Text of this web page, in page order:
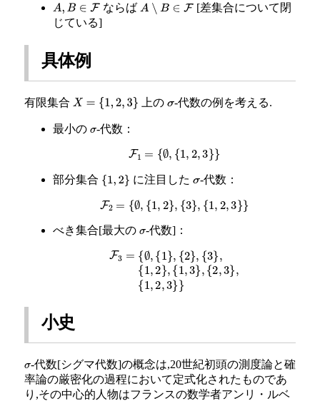
A,B∈F ならば A ∖B∈F
[差集合について閉
じている]
具体例
有限集合 X={1 ,2,3} 上のσ-代数の例を考える.
最小の σ-代数：
F ∅ {1 2,3}}
部分集合 { 1,2} に注目したσ-代数：
F {∅ {1 2} {3} 1, ,3 }}
べき集合[最大の σ-代数]：
},{ {3 ,{1 },{ ,3},
小史
σ-代数[シグマ代数]の概念は,20世紀初頭の測度論と確
率論の厳密化の過程において定式化されたものであ
り,その中心的人物はフランスの数学者アンリ・ルベ